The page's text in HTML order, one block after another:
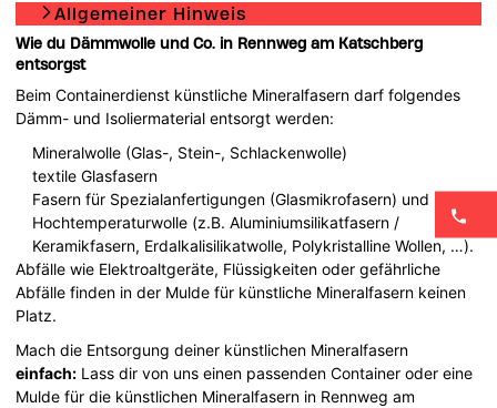
Allgemeiner Hinweis
Wie du Dämmwolle und Co. in Rennweg am Katschberg
entsorgst
Beim Containerdienst künstliche Mineralfasern darf folgendes
Dämm- und Isoliermaterial entsorgt werden:
Mineralwolle (Glas-, Stein-, Schlackenwolle)
textile Glasfasern
Fasern für Spezialanfertigungen (Glasmikrofasern) und
Hochtemperaturwolle (z.B. Aluminiumsilikatfasern /
Keramikfasern, Erdalkalisilikatwolle, Polykristalline Wollen, …).
Abfälle wie Elektroaltgeräte, Flüssigkeiten oder gefährliche
Abfälle finden in der Mulde für künstliche Mineralfasern keinen
Platz.
Mach die Entsorgung deiner künstlichen Mineralfasern
einfach: Lass dir von uns einen passenden Container oder eine
Mulde für die künstlichen Mineralfasern in Rennweg am